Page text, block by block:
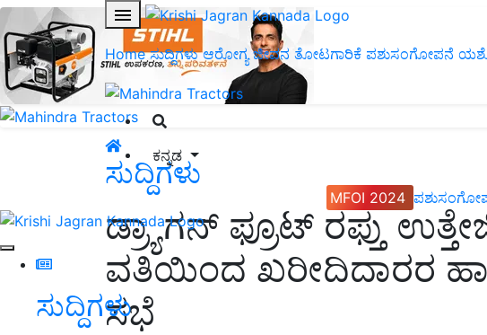
Home ಸುದ್ದಿಗಳು ಆರೋಗ್ಯ ಜೀವನ ತೋಟಗಾರಿಕೆ ಪಶುಸಂಗೋಪನೆ
ಕನ್ನಡ
MFOI 2024
ಸುದ್ದಿಗಳು
ಸುದ್ದಿಗಳು
ಡ್ರ್ಯಾಗನ್ ಫ್ರೂಟ್ ರಫ್ತು
ವತಿಯಿಂದ ಖರೀದಿದಾರರ
ಸಭೆ